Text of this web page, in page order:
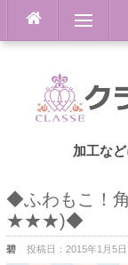
content
Menu
加工な
◆ふわもこ！
★★★)◆
碧 投稿日： 2015年1月5日